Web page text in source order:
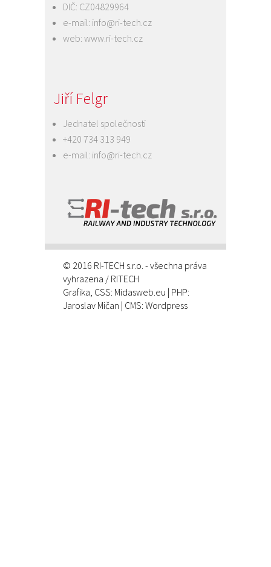
DIČ: CZ04829964
e-mail: info@ri-tech.cz
web: www.ri-tech.cz
Jiří Felgr
Jednatel společnosti
+420 734 313 949
e-mail: info@ri-tech.cz
© 2016 RI-TECH s.r.o. - všechna práva
vyhrazena / RITECH
Grafika, CSS: Midasweb.eu | PHP:
Jaroslav Mičan | CMS: Wordpress